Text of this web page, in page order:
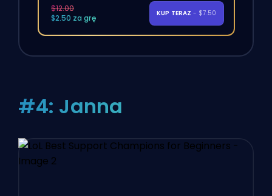
$12.00
$2.50 za grę
KUP TERAZ - $7.50
#4: Janna